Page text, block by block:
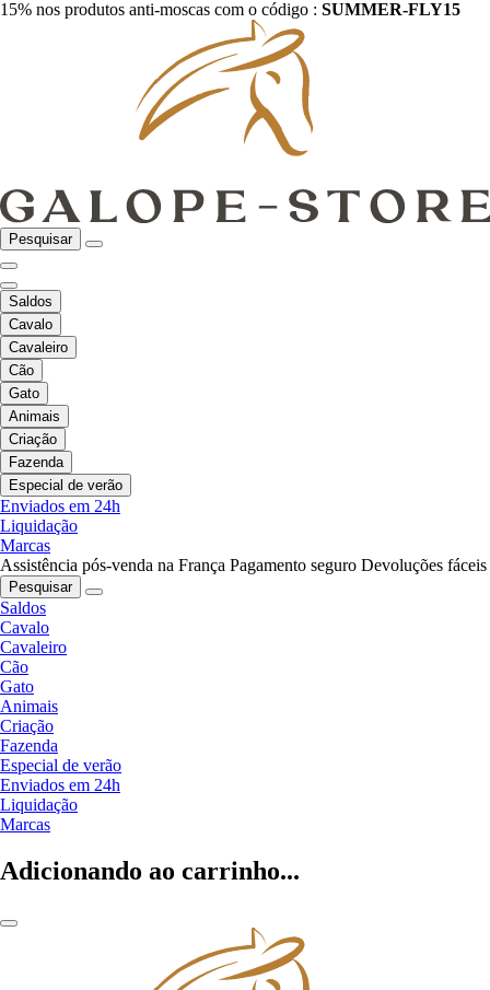
15% nos produtos anti-moscas com o código : SUMMER-FLY15
Pesquisar
Saldos
Cavalo
Cavaleiro
Cão
Gato
Animais
Criação
Fazenda
Especial de verão
Enviados em 24h
Liquidação
Marcas
Assistência pós-venda na França Pagamento seguro Devoluções fáceis
Pesquisar
Saldos
Cavalo
Cavaleiro
Cão
Gato
Animais
Criação
Fazenda
Especial de verão
Enviados em 24h
Liquidação
Marcas
Adicionando ao carrinho...